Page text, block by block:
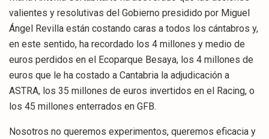
valientes y resolutivas del Gobierno presidido por Miguel
Ángel Revilla están costando caras a todos los cántabros y,
en este sentido, ha recordado los 4 millones y medio de
euros perdidos en el Ecoparque Besaya, los 4 millones de
euros que le ha costado a Cantabria la adjudicación a
ASTRA, los 35 millones de euros invertidos en el Racing, o
los 45 millones enterrados en GFB.
Nosotros no queremos experimentos, queremos eficacia y